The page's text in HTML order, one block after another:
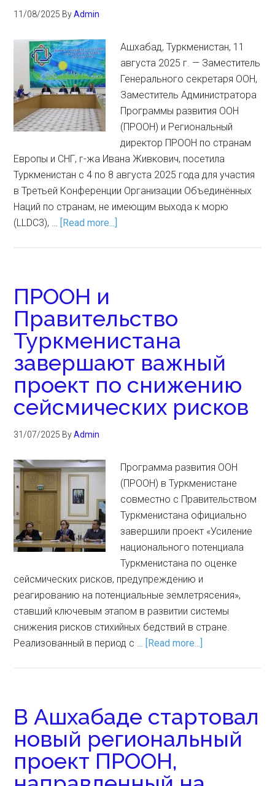
11/08/2025 ByAdmin
Ашхабад, Туркменистан, 11
августа 2025 г. — Заместитель
Генерального секретаря ООН,
Заместитель Администратора
Программы развития ООН
(ПРООН) и Региональный
директор ПРООН по странам
Европы и СНГ, г-жа Ивана Живкович, посетила
Туркменистан с 4 по 8 августа 2025 года для участия
в Третьей Конференции Организации Объединённых
Наций по странам, не имеющим выхода к морю
(LLDC3), … [Read more...]
ПРООН и
Правительство
Туркменистана
завершают важный
проект по снижению
сейсмических рисков
31/07/2025 ByAdmin
Программа развития ООН
(ПРООН) в Туркменистане
совместно с Правительством
Туркменистана официально
завершили проект «Усиление
национального потенциала
Туркменистана по оценке
сейсмических рисков, предупреждению и
реагированию на потенциальные землетрясения»,
ставший ключевым этапом в развитии системы
снижения рисков стихийных бедствий в стране.
Реализованный в период с … [Read more...]
В Ашхабаде стартовал
новый региональный
проект ПРООН,